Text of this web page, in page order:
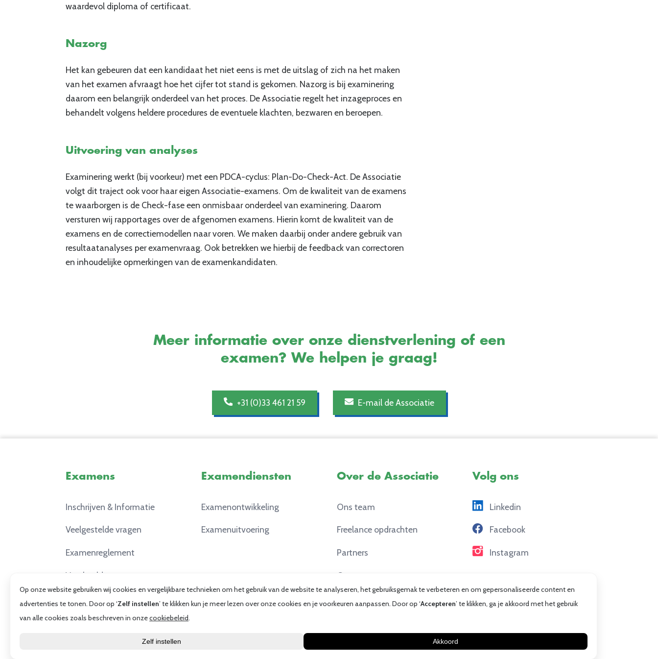
waardevol diploma of certificaat.
Nazorg
Het kan gebeuren dat een kandidaat het niet eens is met de uitslag of zich na het maken
van het examen afvraagt hoe het cijfer tot stand is gekomen. Nazorg is bij examinering
daarom een belangrijk onderdeel van het proces. De Associatie regelt het inzageproces en
behandelt volgens heldere procedures de eventuele klachten, bezwaren en beroepen.
Uitvoering van analyses
Examinering werkt (bij voorkeur) met een PDCA-cyclus: Plan-Do-Check-Act. De Associatie
volgt dit traject ook voor haar eigen Associatie-examens. Om de kwaliteit van de examens
te waarborgen is de Check-fase een onmisbaar onderdeel van examinering. Daarom
versturen wij rapportages over de afgenomen examens. Hierin komt de kwaliteit van de
examens en de correctiemodellen naar voren. We maken daarbij onder andere gebruik van
resultaatanalyses per examenvraag. Ook betrekken we hierbij de feedback van correctoren
en inhoudelijke opmerkingen van de examenkandidaten.
Meer informatie over onze dienstverlening of een
examen? We helpen je graag!
+31 (0)33 461 21 59 E-mail de Associatie
Examens
Inschrijven & Informatie
Veelgestelde vragen
Examenreglement
Voorbeeldexamens
Examendiensten
Examenontwikkeling
Examenuitvoering
Over de Associatie
Ons team
Freelance opdrachten
Partners
Contact
Volg ons
Linkedin
Facebook
Instagram
Privacy Cookies Algemene voorwaarden
Op onze website gebruiken wij cookies en vergelijkbare technieken om het gebruik van de website te analyseren, het gebruiksgemak te verbeteren en om gepersonaliseerde content en
advertenties te tonen. Door op ‘Zelf instellen’ te klikken kun je meer lezen over onze cookies en je voorkeuren aanpassen. Door op ‘Accepteren’ te klikken, ga je akkoord met het gebruik
van alle cookies zoals beschreven in onzecookiebeleid.